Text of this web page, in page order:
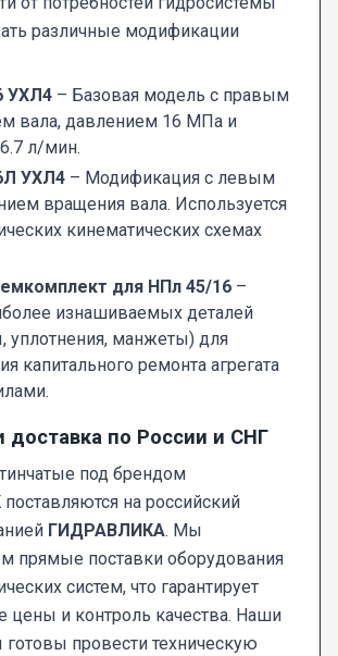
различные модификации
УХЛ4 – Базовая модель с правым
вала, давлением 16 МПа и
л/мин.
УХЛ4 – Модификация с левым
вращения вала. Используется
кинематических схемах
для НПл 45/16 –
изнашиваемых деталей
уплотнения, манжеты) для
капитального ремонта агрегата
доставка по России и СНГ
под брендом
поставляются на российский
ГИДРАВЛИКА. Мы
прямые поставки оборудования
систем, что гарантирует
цены и контроль качества. Наши
готовы провести техническую